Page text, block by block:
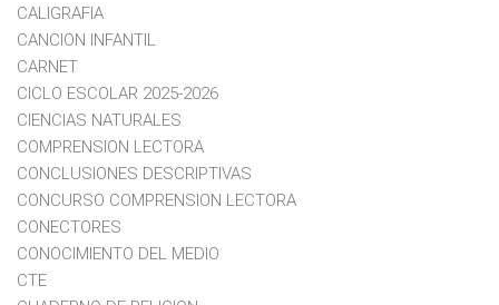
CALIGRAFIA
CANCION INFANTIL
CARNET
CICLO ESCOLAR 2025-2026
CIENCIAS NATURALES
COMPRENSION LECTORA
CONCLUSIONES DESCRIPTIVAS
CONCURSO COMPRENSION LECTORA
CONECTORES
CONOCIMIENTO DEL MEDIO
CTE